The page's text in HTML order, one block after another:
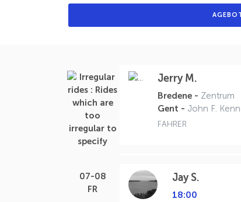
Jerry M.
Bredene - Zentrum
Gent - John F.
FAHRER
07-08
FR
Jay S.
18:00